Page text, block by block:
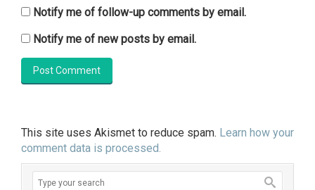
Notify me of follow-up comments by email.
Notify me of new posts by email.
This site uses Akismet to reduce spam. Learn how your
comment data is processed.